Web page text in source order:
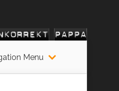
Menu